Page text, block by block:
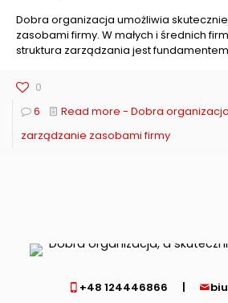
Dobra organizacja umożliwia
zasobami firmy. W małych i średnich
struktura zarządzania jest
0
6
Read more - Dobra
zarządzanie zasobami firmy
+48 124446866 |